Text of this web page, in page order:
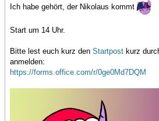
Ich habe gehört, der Nikolaus kommt
Start um 14 Uhr.
Bitte lest euch kurz den Startpost kurz
anmelden:
https://forms.office.com/r/0ge0Md7DQM